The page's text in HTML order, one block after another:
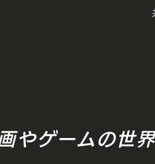
やゲームの世